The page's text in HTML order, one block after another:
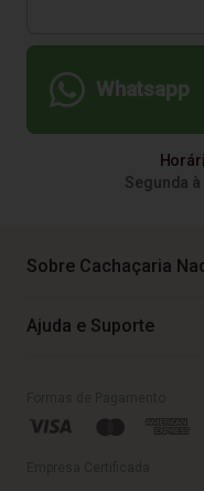
Whatsapp
Segunda à
Sobre Cachaçaria
Ajuda e Suporte